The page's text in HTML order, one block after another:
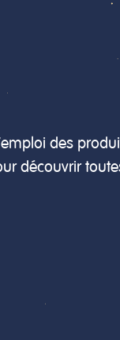
des
découvrir